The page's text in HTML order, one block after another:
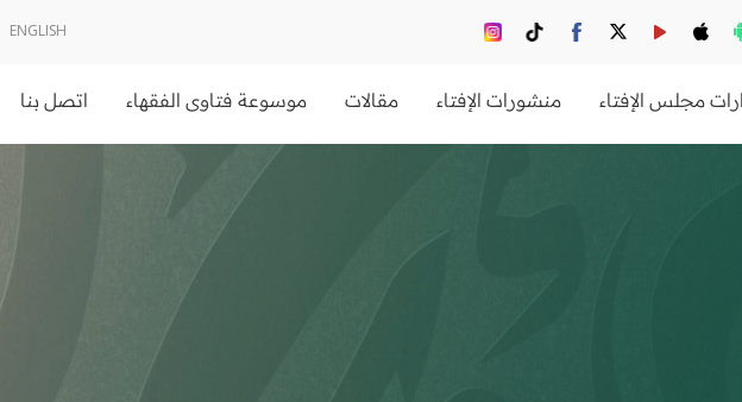
ENGLISH
مجلس الإفتاء منشورات الإفتاء مقالات موسوعة فتاوى الفقهاء اتصل بنا